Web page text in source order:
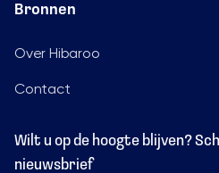
Bronnen
Over Hibaroo
Contact
Wilt u op de hoogte blijven?
nieuwsbrief